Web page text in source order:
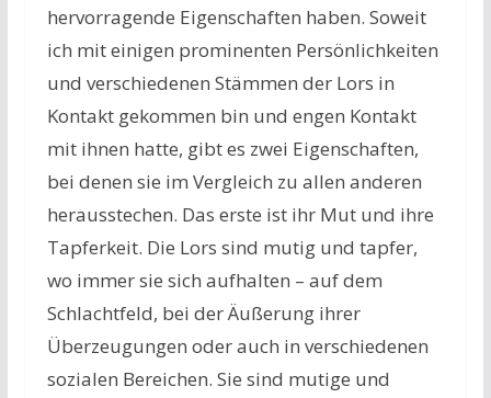
hervorragende Eigenschaften haben. Soweit
ich mit einigen prominenten Persönlichkeiten
und verschiedenen Stämmen der Lors in
Kontakt gekommen bin und engen Kontakt
mit ihnen hatte, gibt es zwei Eigenschaften,
bei denen sie im Vergleich zu allen anderen
herausstechen. Das erste ist ihr Mut und ihre
Tapferkeit. Die Lors sind mutig und tapfer,
wo immer sie sich aufhalten – auf dem
Schlachtfeld, bei der Äußerung ihrer
Überzeugungen oder auch in verschiedenen
sozialen Bereichen. Sie sind mutige und